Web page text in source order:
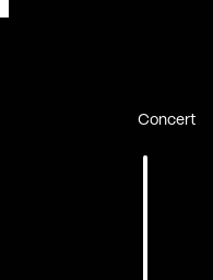
Concert